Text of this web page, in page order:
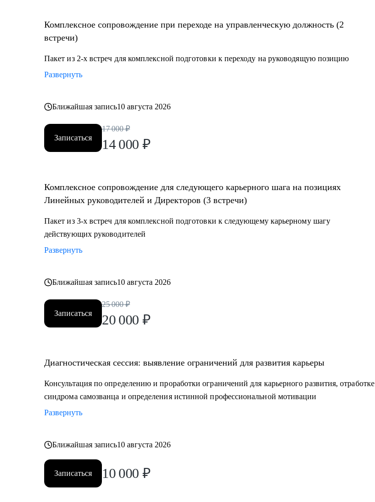
• Определение истинных целей и мотиваций;
• Проработка синдромов самозванца и отличника и др.;
• Определение ограничений и их проработка;
• Определить вектор направления карьеры;
• Директорам по направлениям: общее и операционное управление, продажи, развитие бизнеса;
• Собственникам/акционерам компаний;
• Студентам и молодым специалистам, в построение карьерных треков, для достижения
руководящих позиций;
Комплексное сопровождение при переходе на управленческую должность (2
встречи)
Пакет из 2-х встреч для комплексной подготовки к переходу на руководящую позицию
Развернуть
Ближайшая запись10 августа 2026
Записаться
17 000 ₽
14 000 ₽
Комплексное сопровождение для следующего карьерного шага на позициях
Линейных руководителей и Директоров (3 встречи)
Пакет из 3-х встреч для комплексной подготовки к следующему карьерному шагу
действующих руководителей
Развернуть
Ближайшая запись10 августа 2026
Записаться
25 000 ₽
20 000 ₽
Диагностическая сессия: выявление ограничений для развития карьеры
Консультация по определению и проработки ограничений для карьерного развития, отработке
синдрома самозванца и определения истинной профессиональной мотивации
Развернуть
Ближайшая запись10 августа 2026
Записаться 10 000 ₽